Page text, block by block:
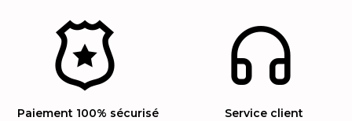
Paiement 100% sécurisé Service client